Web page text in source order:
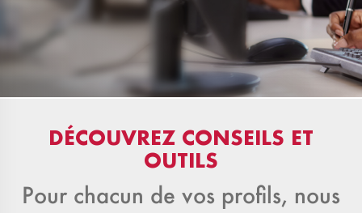
DÉCOUVREZ CONSEILS ET
OUTILS
Pour chacun de vos profils, nous